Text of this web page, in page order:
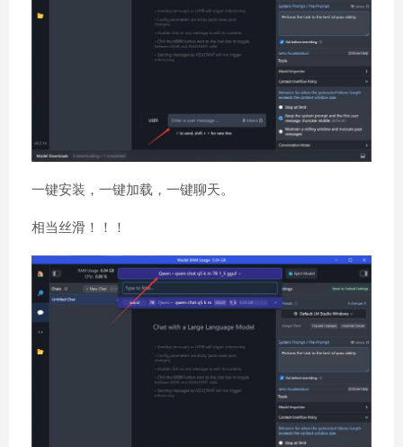
一键安装，一键加载，一键聊天。
相当丝滑！！！